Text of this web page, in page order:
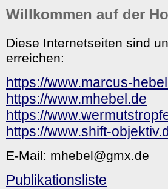
Willkommen auf der
Diese Internetseiten sind
erreichen:
https://www.marcus-
https://www.mhebel.de
https://
https://www.shift-
E-Mail: mhebel@gmx.de
Publikationsliste